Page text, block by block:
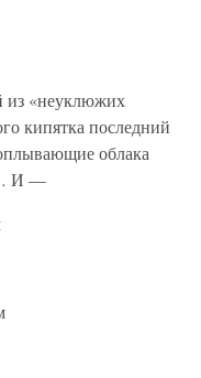
из «неуклюжих
кипятка последний
облака
И —